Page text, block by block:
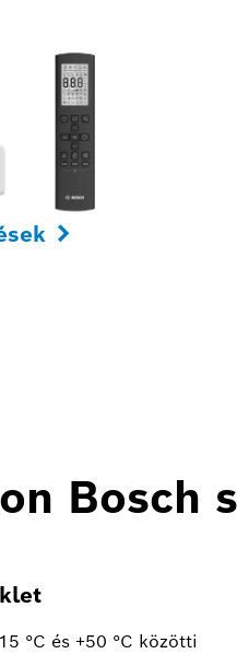
Bosch
°C és +50 °C közötti